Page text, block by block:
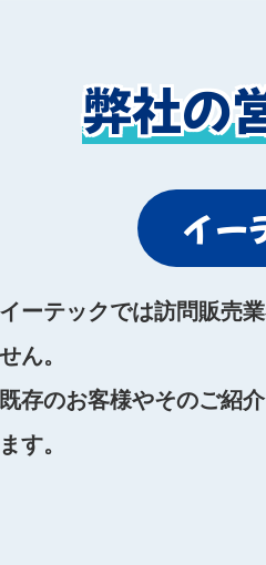
弊社の
イー
イーテックでは訪問販売
せん。
既存のお客様やそのご紹
ます。